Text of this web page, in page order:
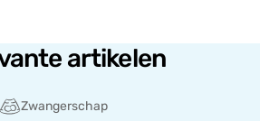
artikelen
Zwangerschap